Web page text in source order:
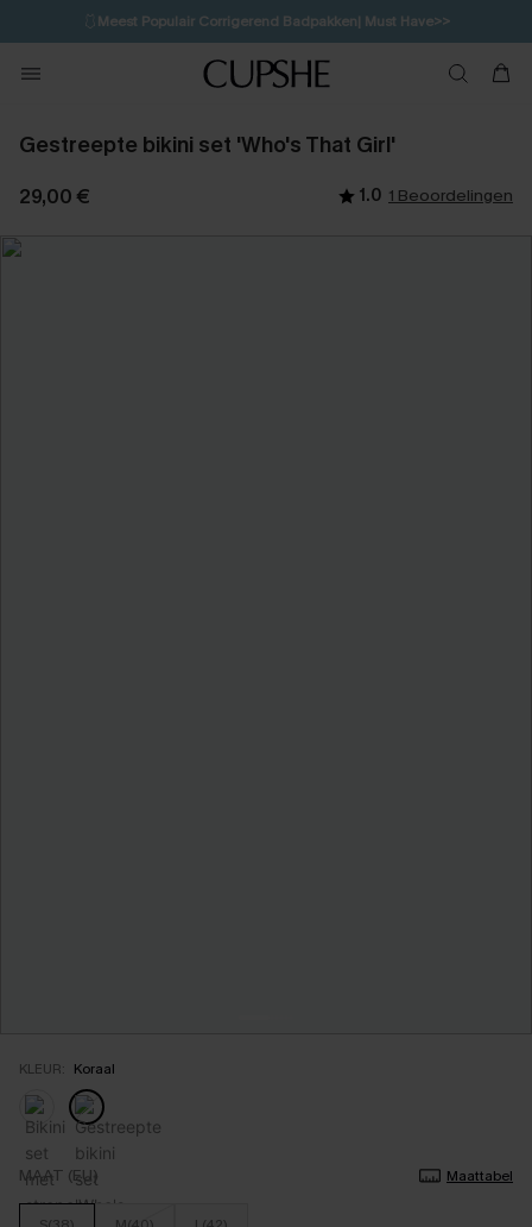
🩱Meest Populair Corrigerend Badpakken| Must Have>>
💌Abonneer je & ontvang tot 15% korting>>
Koop 3, krijg 15% korting | CODE: SW15
Gestreepte bikini set 'Who's That Girl'
29,00 € 1.0 1 Beoordelingen
KLEUR: Koraal
MAAT (EU) Maattabel